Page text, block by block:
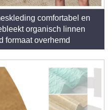
comfortabel en
organisch linnen
formaat overhemd